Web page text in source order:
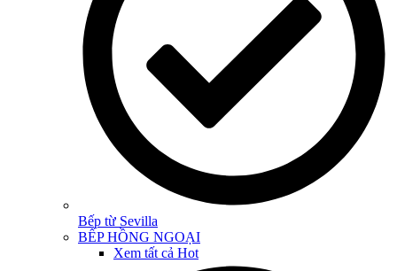
Bếp từ Sevilla
BẾP HỒNG NGOẠI
Xem tất cả Hot